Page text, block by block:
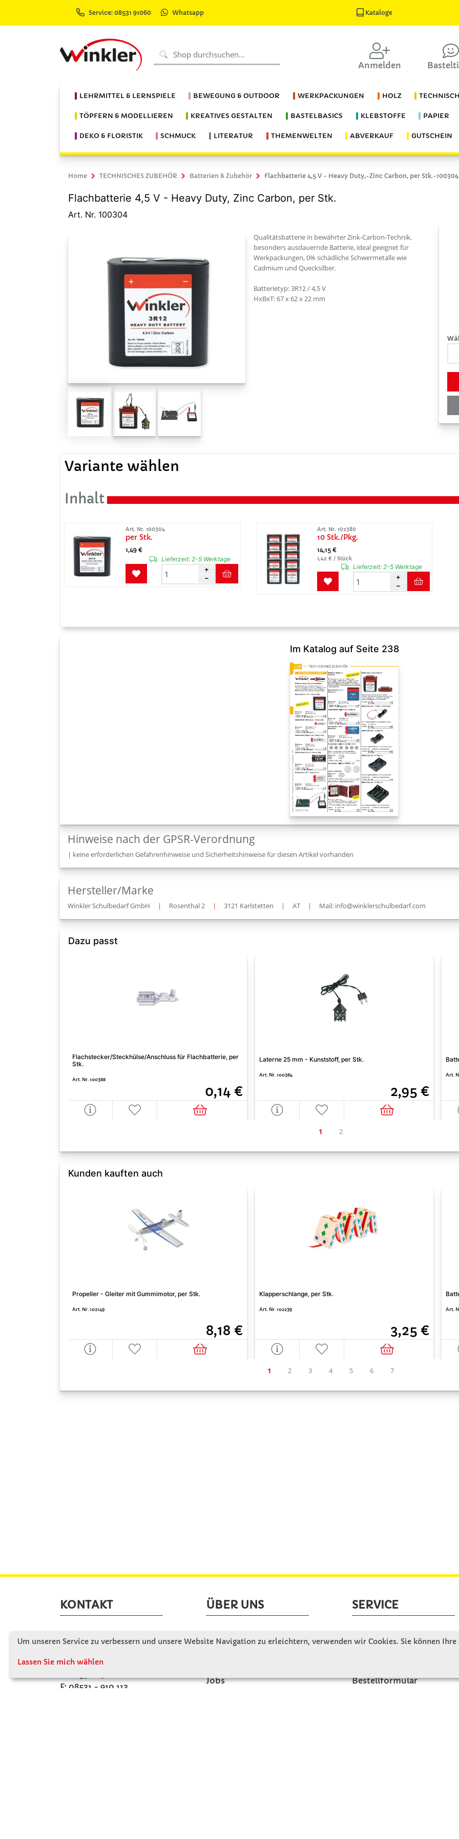
Service: 08531 91060 Whatsapp Kataloge
Anmelden
LEHRMITTEL & LERNSPIELE BEWEGUNG & OUTDOOR WERKPACKUNGEN HOLZ
TÖPFERN & MODELLIEREN KREATIVES GESTALTEN BASTELBASICS KLEBSTOFFE PAPIER
DEKO & FLORISTIK SCHMUCK LITERATUR THEMENWELTEN ABVERKAUF GUTSCHEIN
Home TECHNISCHES ZUBEHÖR Batterien & Zubehör Flachbatterie 4,5 V - Heavy Duty,-Zinc Carbon, per Stk.-100304
Flachbatterie 4,5 V - Heavy Duty, Zinc Carbon, per Stk.
Art. Nr. 100304
Qualitätsbatterie in bewährter Zink-Carbon-Technik,
besonders ausdauernde Batterie, ideal geeignet für
Werkpackungen, 0% schädliche Schwermetalle wie
Cadmium und Quecksilber.
Batterietyp: 3R12 / 4,5 V
Variante wählen
Inhalt
Art. Nr. 100304
per Stk.
1,49 €
Lieferzeit: 2-5 Werktage
Art. Nr. 102380
10 Stk./Pkg.
14,15 €
1,42 € / Stück
Lieferzeit: 2-5 Werktage
Im Katalog auf Seite 238
Hinweise nach der GPSR-Verordnung
| keine erforderlichen Gefahrenhinweise und Sicherheitshinweise für diesen Artikel vorhanden
Hersteller/Marke
Winkler Schulbedarf GmbH | Rosenthal 2 | 3121 Karlstetten | AT | Mail: info@winklerschulbedarf.com
Dazu passt
Flachstecker/Steckhülse/Anschluss für Flachbatterie, per
Stk.
Art. Nr. 100388
0,14 €
Laterne 25 mm - Kunststoff, per Stk.
Art. Nr. 100384
2,95 €
Art.
Kunden kauften auch
Propeller - Gleiter mit Gummimotor, per Stk.
Art. Nr. 102149
8,18 €
Klapperschlange, per Stk.
Art. Nr. 102239
3,25 €
Art.
KONTAKT
Winkler Schulbedarf GmbH
D - 94060 Pocking
F: 08531 - 910 113
ÜBER UNS
Wir stellen uns vor
Jobs
SERVICE
Gute Gründe für Winkler
Bestellformular
Um unseren Service zu verbessern und unsere Website Navigation zu erleichtern, verwenden wir Cookies. Sie können
Lassen Sie mich wählen